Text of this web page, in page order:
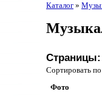
Каталог »
Страницы:
Сортировать
Фото